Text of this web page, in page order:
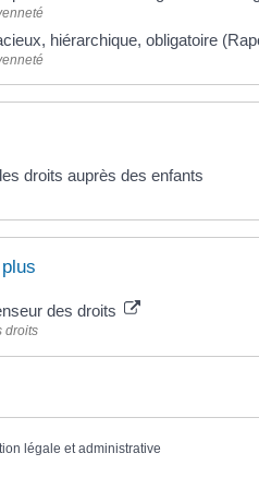
hiérarchique, obligatoire
droits auprès des enfants
des droits
droits
légale et administrative